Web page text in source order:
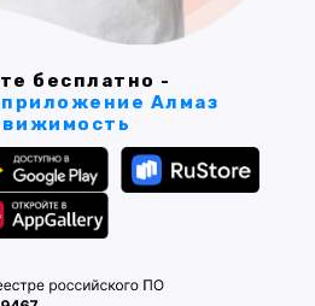
бесплатно -
Алмаз